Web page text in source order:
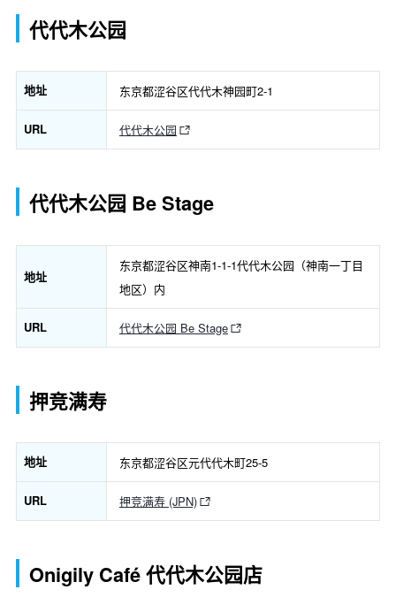
代代木公园
地址 东京都涩谷区代代木神园町2-1
URL 代代木公园
代代木公园 Be Stage
地址
东京都涩谷区神南1-1-1代代木公园（神南一丁目
地区）内
URL 代代木公园 Be Stage
押竞满寿
地址 东京都涩谷区元代代木町25-5
URL 押竞满寿 (JPN)
Onigily Café 代代木公园店